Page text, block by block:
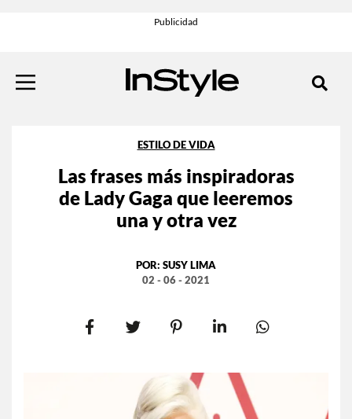
ESTILO DE VIDA
Las frases más inspiradoras
de Lady Gaga que leeremos
una y otra vez
POR: SUSY LIMA
02 - 06 - 2021